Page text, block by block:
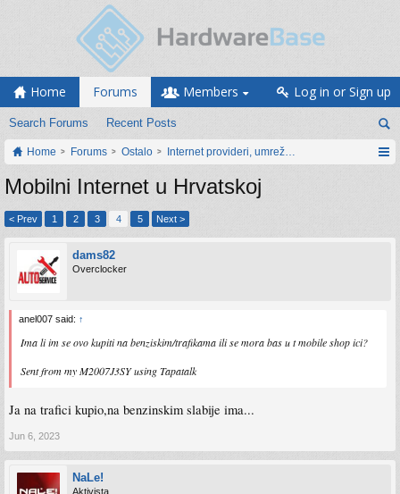
Home Forums
Search Forums Recent Posts
Members Log in or Sign up
Home Forums Ostalo Internet provideri, umrežavanje i web servisi
Mobilni Internet u Hrvatskoj
< Prev 1 2 3 4 5 Next >
dams82
Overclocker
anel007 said: ↑
Ima li im se ovo kupiti na benziskim/trafikama ili se mora bas u t mobile shop ici?
Sent from my M2007J3SY using Tapatalk
Ja na trafici kupio,na benzinskim slabije ima...
Jun 6, 2023
NaLe!
Aktivista